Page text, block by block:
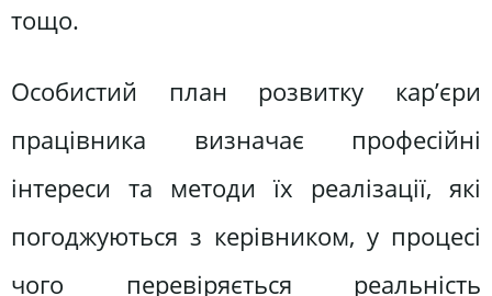
тощо.
Особистий план розвитку кар’єри
працівника визначає професійні
інтереси та методи їх реалізації, які
погоджуються з керівником, у процесі
чого перевіряється реальність